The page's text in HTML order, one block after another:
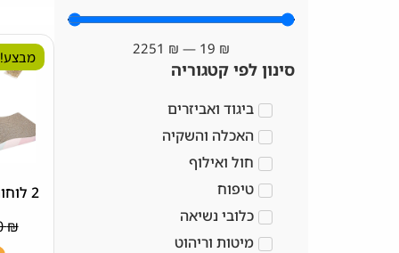
₪
19
—
₪
2251
סינון לפי קטגוריה
ביגוד ואביזרים
האכלה והשקיה
חול ואילוף
טיפוח
כלובי נשיאה
מיטות וריהוט
מבצע!
2 לוחות גירוד SIDAZON
₪
40.00